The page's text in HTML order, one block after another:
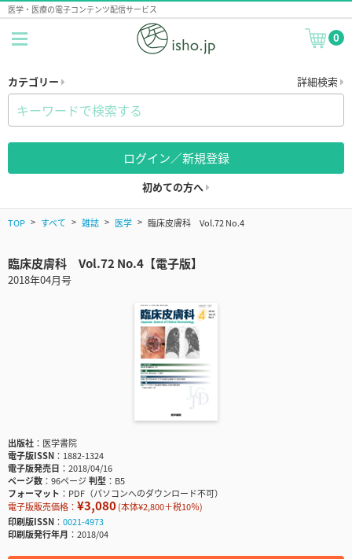
医学・医療の電子コンテンツ配信サービス
0
カテゴリー 詳細検索
ログイン／新規登録
初めての方へ
TOP すべて 雑誌 医学 臨床皮膚科 Vol.72 No.4
臨床皮膚科 Vol.72 No.4【電子版】
2018年04月号
出版社
医学書院
電子版ISSN
1882-1324
電子版発売日
2018/04/16
ページ数
96ページ判型
B5
フォーマット
PDF（パソコンへのダウンロード不可）
電子版販売価格： ¥3,080(本体¥2,800＋税10％)
印刷版ISSN
0021-4973
印刷版発行年月
2018/04